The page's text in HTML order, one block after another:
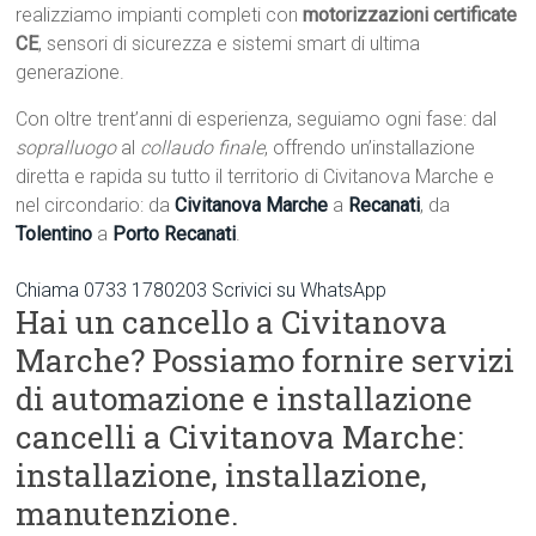
realizziamo impianti completi conmotorizzazioni certificate
CE, sensori di sicurezza e sistemi smart di ultima
generazione.
Con oltre trent’anni di esperienza, seguiamo ogni fase: dal
sopralluogo al collaudo finale, offrendo un’installazione
diretta e rapida su tutto il territorio di Civitanova Marche e
nel circondario: daCivitanova Marche a Recanati, da
Tolentino a Porto Recanati.
Chiama 0733 1780203 Scrivici su WhatsApp
Hai un cancello a Civitanova
Marche? Possiamo fornire servizi
di automazione e installazione
cancelli a Civitanova Marche:
installazione, installazione,
manutenzione.